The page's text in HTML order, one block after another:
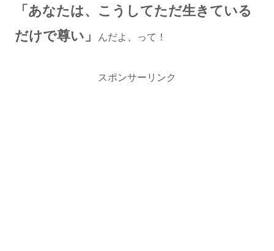
「あなたは、こうしてただ生きている
だけで尊い」
んだよ、って！
スポンサーリンク